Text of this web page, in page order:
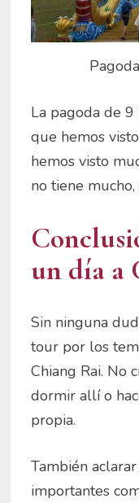
La pagoda de 9
que hemos
hemos visto
no tiene
un día a
Sin ninguna
tour por los
Chiang Rai. No
dormir allí o
propia.
También
importantes